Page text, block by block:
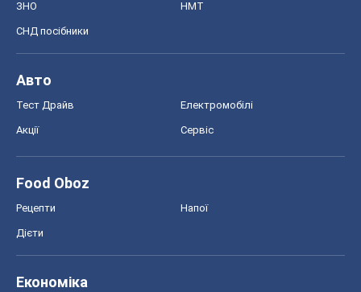
ЗНО НМТ
СНД посібники
Авто
Тест Драйв Електромобілі
Акції Сервіс
Food Oboz
Рецепти Напої
Дієти
Економіка